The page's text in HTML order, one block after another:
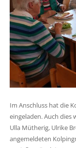
Im Anschluss hat die
eingeladen. Auch dies
Ulla Mütherig, Ulrike
angemeldeten